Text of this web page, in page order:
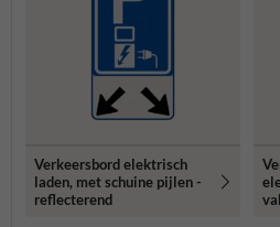
Verkeersbord elektrisch
laden, met schuine pijlen -
reflecterend